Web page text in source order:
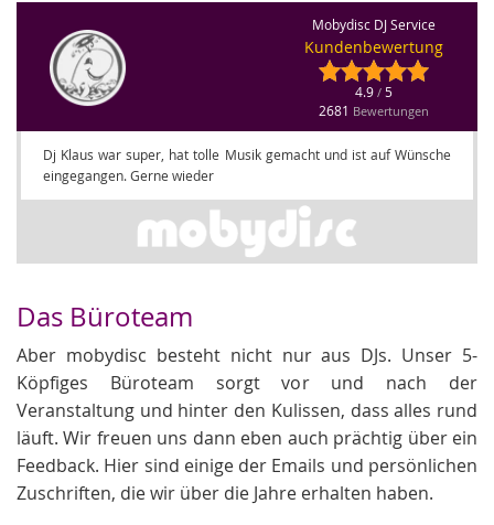
Mobydisc DJ Service
Kundenbewertung
4.9 / 5
2681 Bewertungen
Dj Klaus war super, hat tolle Musik gemacht und ist auf Wünsche
eingegangen. Gerne wieder
Das Büroteam
Aber mobydisc besteht nicht nur aus DJs. Unser 5-
Köpfiges Büroteam sorgt vor und nach der
Veranstaltung und hinter den Kulissen, dass alles rund
läuft. Wir freuen uns dann eben auch prächtig über ein
Feedback. Hier sind einige der Emails und persönlichen
Zuschriften, die wir über die Jahre erhalten haben.